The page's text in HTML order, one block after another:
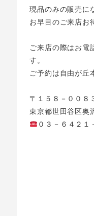
現品のみの販売に
お早目のご来店お
ご来店の際はお電
す。
ご予約は自由が丘
〒１５８－００８
東京都世田谷区奥
０３－６４２１